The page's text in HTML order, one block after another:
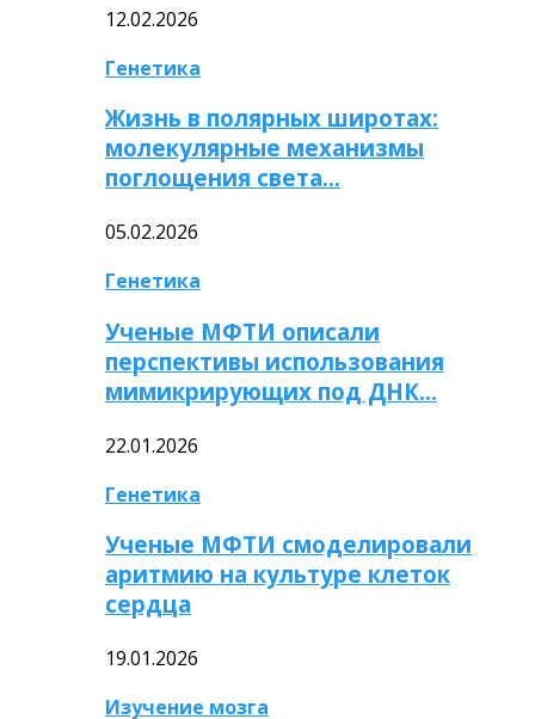
12.02.2026
Генетика
Жизнь в полярных широтах:
молекулярные механизмы
поглощения света…
05.02.2026
Генетика
Ученые МФТИ описали
перспективы использования
мимикрирующих под ДНК…
22.01.2026
Генетика
Ученые МФТИ смоделировали
аритмию на культуре клеток
сердца
19.01.2026
Изучение мозга